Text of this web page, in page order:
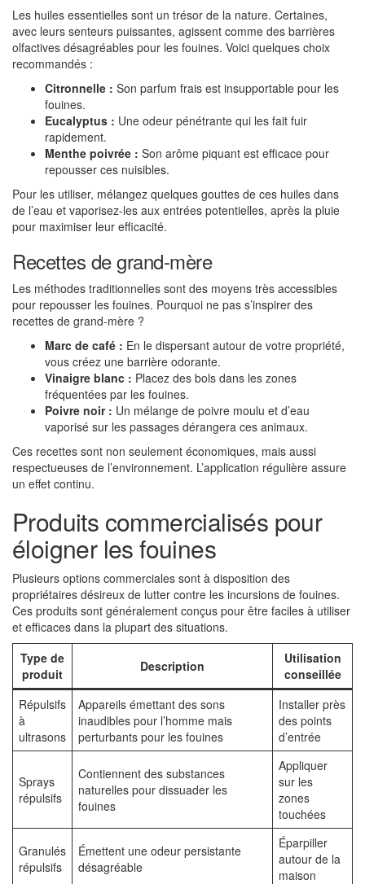
Les huiles essentielles sont un trésor de la nature. Certaines,
avec leurs senteurs puissantes, agissent comme des barrières
olfactives désagréables pour les fouines. Voici quelques choix
recommandés :
Citronnelle : Son parfum frais est insupportable pour les
fouines.
Eucalyptus : Une odeur pénétrante qui les fait fuir
rapidement.
Menthe poivrée : Son arôme piquant est efficace pour
repousser ces nuisibles.
Pour les utiliser, mélangez quelques gouttes de ces huiles dans
de l’eau et vaporisez-les aux entrées potentielles, après la pluie
pour maximiser leur efficacité.
Recettes de grand-mère
Les méthodes traditionnelles sont des moyens très accessibles
pour repousser les fouines. Pourquoi ne pas s’inspirer des
recettes de grand-mère ?
Marc de café : En le dispersant autour de votre propriété,
vous créez une barrière odorante.
Vinaigre blanc : Placez des bols dans les zones
fréquentées par les fouines.
Poivre noir : Un mélange de poivre moulu et d’eau
vaporisé sur les passages dérangera ces animaux.
Ces recettes sont non seulement économiques, mais aussi
respectueuses de l’environnement. L’application régulière assure
un effet continu.
Produits commercialisés pour
éloigner les fouines
Plusieurs options commerciales sont à disposition des
propriétaires désireux de lutter contre les incursions de fouines.
Ces produits sont généralement conçus pour être faciles à utiliser
et efficaces dans la plupart des situations.
Type de
produit
Description
Utilisation
conseillée
Répulsifs
à
ultrasons
Appareils émettant des sons
inaudibles pour l’homme mais
perturbants pour les fouines
Installer près
des points
d’entrée
Sprays
répulsifs
Contiennent des substances
naturelles pour dissuader les
fouines
Appliquer
sur les
zones
touchées
Granulés
répulsifs
Émettent une odeur persistante
désagréable
Éparpiller
autour de la
maison